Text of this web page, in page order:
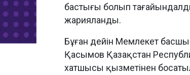
бастығы болып
жарияланды.
Бұған дейін Мемлекет
Қасымов Қазақстан
хатшысы қызметінен